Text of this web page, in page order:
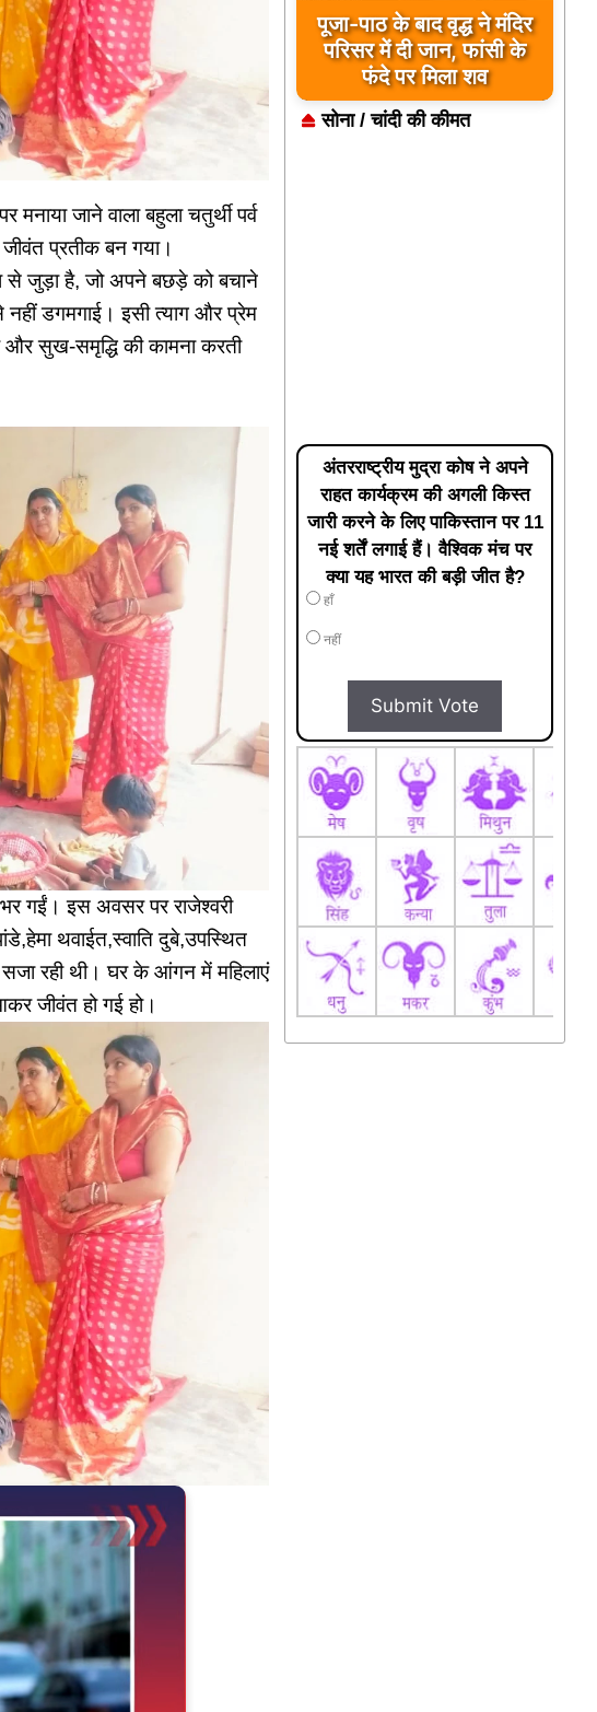
जाने वाला बहुला चतुर्थी पर्व
प्रतीक बन गया।
से जुड़ा है, जो अपने बछड़े को बचाने
नहीं डगमगाई। इसी त्याग और प्रेम
और सुख-समृद्धि की कामना करती
भर गईं। इस अवसर पर राजेश्वरी
थवाईत,स्वाति दुबे,उपस्थित
रही थी। घर के आंगन में महिलाएं
जीवंत हो गई हो।
पूजा-पाठ के बाद वृद्ध ने मंदिर
परिसर में दी जान, फांसी के
फंदे पर मिला शव
बड़ी खबर: — सोमवार को देंगे
कलेक्टर को ज्ञापन :- बिहारी
सिंह टोडर
सोना / चांदी की कीमत
अंतरराष्ट्रीय मुद्रा कोष ने अपने
राहत कार्यक्रम की अगली किस्त
जारी करने के लिए पाकिस्तान पर 11
नई शर्तें लगाई हैं। वैश्विक मंच पर
क्या यह भारत की बड़ी जीत है?
हाँ
नहीं
Submit Vote